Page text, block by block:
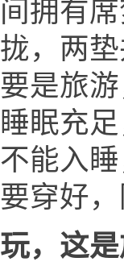
间拥有
拢，两
要是旅
睡眠充
不能入
要穿好，
玩，这